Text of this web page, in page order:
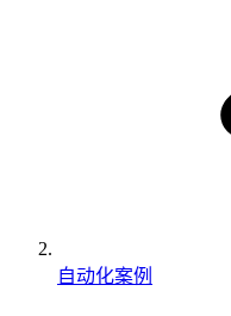
自动化案例